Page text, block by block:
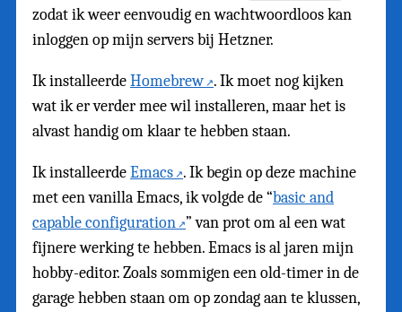
zodat ik weer eenvoudig en wachtwoordloos kan
inloggen op mijn servers bij Hetzner.
Ik installeerdeHomebrew . Ik moet nog kijken
wat ik er verder mee wil installeren, maar het is
alvast handig om klaar te hebben staan.
Ik installeerdeEmacs . Ik begin op deze machine
met een vanilla Emacs, ik volgde de “basic and
capable configuration ” van prot om al een wat
fijnere werking te hebben. Emacs is al jaren mijn
hobby-editor. Zoals sommigen een old-timer in de
garage hebben staan om op zondag aan te klussen,